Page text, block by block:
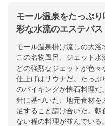
モール温泉をたっぷ
彩な水流のエステバス
モール温泉掛け流しの大浴
この名物風呂、ジェット
どの強烈なジェットが色々
仕上げはサウナだ。たっぷ
のバイキングか懐石料理
針に基づいた、地元食材
足すること請け合いだ。
ない程の料理が並んでいる。